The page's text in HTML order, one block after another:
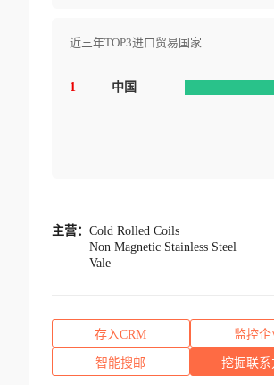
近三年TOP3进口贸易国家
1 中国
主营： Cold Rolled Coils
Non Magnetic Stainless Steel
Vale
存入CRM 监控企
智能搜邮 挖掘联系